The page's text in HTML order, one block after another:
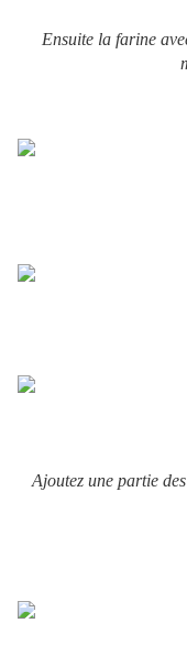
Ensuite la farine
Ajoutez une partie